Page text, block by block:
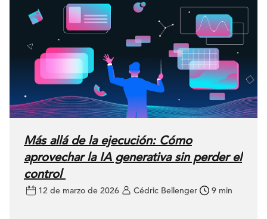
Más allá de la ejecución: Cómo
aprovechar la IA generativa sin perder el
control
12 de marzo de 2026 Cédric Bellenger 9 min